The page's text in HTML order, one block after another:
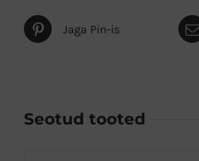
Jaga Pin-is
Seotud tooted